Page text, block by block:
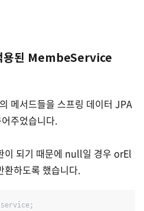
용된 MembeService
메서드들을 스프링 데이터 JPA
주었습니다.
되기 때문에 null일 경우 orEl
하도록 했습니다.